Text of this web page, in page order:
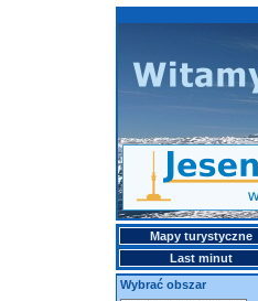
Mapy turystyczne
Last minut
Wybrać obszar